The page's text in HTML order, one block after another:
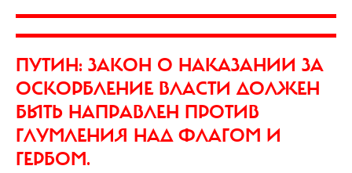
ПУТИН: ЗАКОН О НАКАЗАНИИ ЗА
ОСКОРБЛЕНИЕ ВЛАСТИ ДОЛЖЕН
БЫТЬ НАПРАВЛЕН ПРОТИВ
ГЛУМЛЕНИЯ НАД ФЛАГОМ И
ГЕРБОМ.